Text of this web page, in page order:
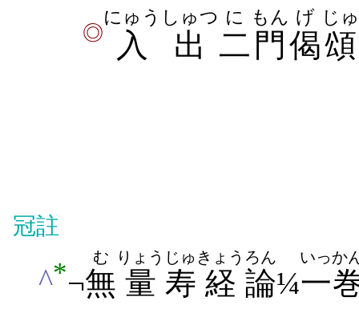
◎ 入
にゅう
出
しゅつ
二
に
門
もん
偈
げ
頌
じ
冠註
^*¬無
む
量
りょう
寿
じゅ
経
きょう
論
ろん
¼一
いっか